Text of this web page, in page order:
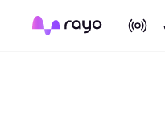
On Air